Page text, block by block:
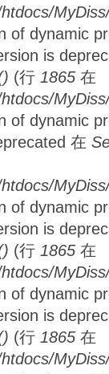
of dynamic
is
(行 1865 在
of dynamic
在
of dynamic
is
(行 1865 在
of dynamic
is
(行 1865 在